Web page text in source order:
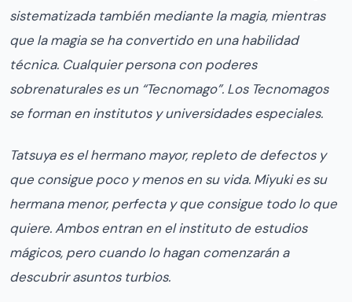
sistematizada también mediante la magia, mientras
que la magia se ha convertido en una habilidad
técnica. Cualquier persona con poderes
sobrenaturales es un “Tecnomago”. Los Tecnomagos
se forman en institutos y universidades especiales.
Tatsuya es el hermano mayor, repleto de defectos y
que consigue poco y menos en su vida. Miyuki es su
hermana menor, perfecta y que consigue todo lo que
quiere. Ambos entran en el instituto de estudios
mágicos, pero cuando lo hagan comenzarán a
descubrir asuntos turbios.